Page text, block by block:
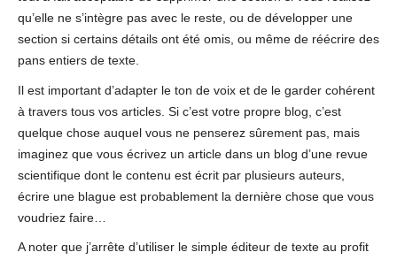
qu’elle ne s’intègre pas avec le reste, ou de développer une
section si certains détails ont été omis, ou même de réécrire des
pans entiers de texte.
Il est important d’adapter le ton de voix et de le garder cohérent
à travers tous vos articles. Si c’est votre propre blog, c’est
quelque chose auquel vous ne penserez sûrement pas, mais
imaginez que vous écrivez un article dans un blog d’une revue
scientifique dont le contenu est écrit par plusieurs auteurs,
écrire une blague est probablement la dernière chose que vous
voudriez faire…
A noter que j’arrête d’utiliser le simple éditeur de texte au profit